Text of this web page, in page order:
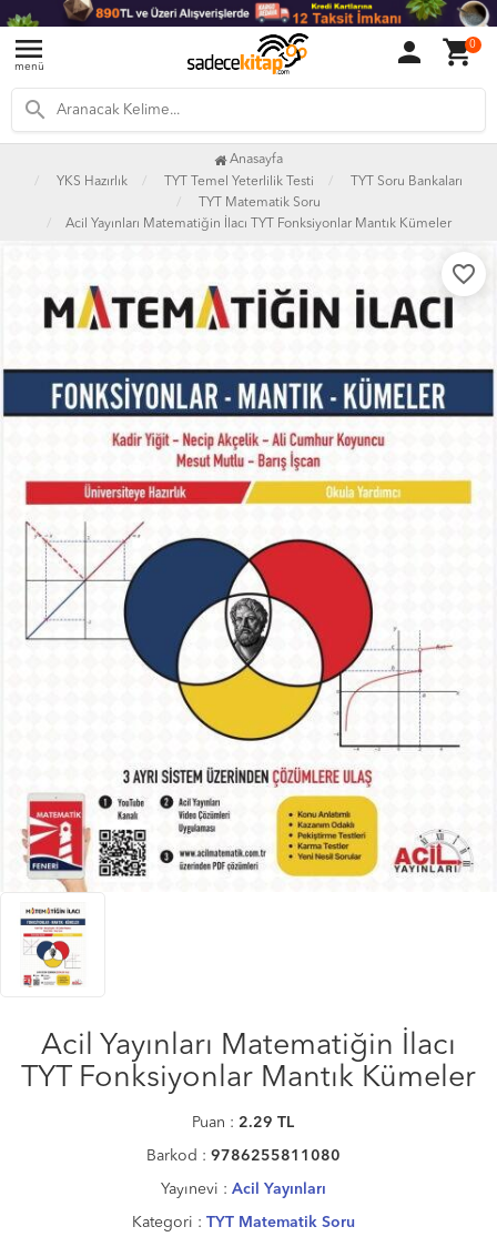
menu
menü person shopping_cart0
search
Anasayfa
YKS Hazırlık
TYT Temel Yeterlilik Testi
TYT Soru Bankaları
TYT Matematik Soru
Acil Yayınları Matematiğin İlacı TYT Fonksiyonlar Mantık Kümeler
favorite_border
Acil Yayınları Matematiğin İlacı
TYT Fonksiyonlar Mantık Kümeler
Puan : 2.29 TL
Barkod : 9786255811080
Yayınevi : Acil Yayınları
Kategori : TYT Matematik Soru